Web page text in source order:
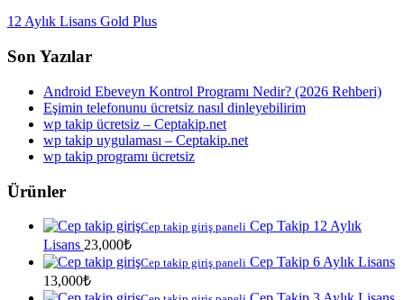
12 Aylık Lisans Gold Plus
Son Yazılar
Android Ebeveyn Kontrol Programı Nedir? (2026 Rehberi)
Eşimin telefonunu ücretsiz nasıl dinleyebilirim
wp takip ücretsiz – Ceptakip.net
wp takip uygulaması – Ceptakip.net
wp takip programı ücretsiz
Ürünler
Cep takip giriş paneli Cep Takip 12 Aylık
Lisans 23,000₺
Cep takip giriş paneli Cep Takip 6 Aylık Lisans
13,000₺